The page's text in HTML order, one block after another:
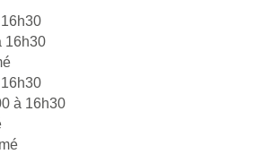
16h30
à 16h30